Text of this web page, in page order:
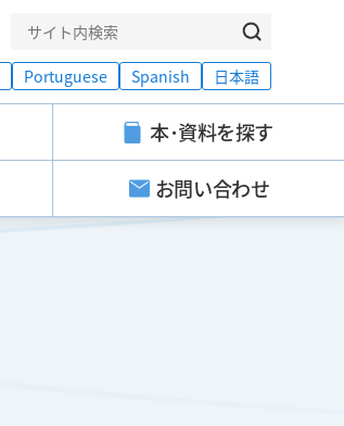
Portuguese Spanish 日本語
本･資料を探す
お問い合わせ